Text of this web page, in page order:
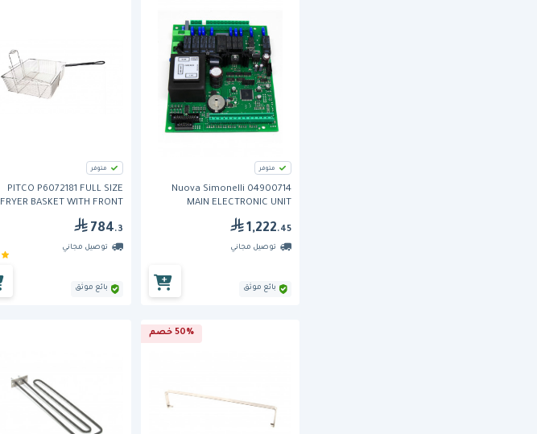
متوفر
Nuova Simonelli 04900714
MAIN ELECTRONIC UNIT
1,222.45
توصيل مجاني
بائع موثق
متوفر
PITCO P6072181 FULL SIZE
FRYER BASKET WITH FRONT
AND BACK HOOKS
784.3
توصيل مجاني
بائع موثق
50% خصم